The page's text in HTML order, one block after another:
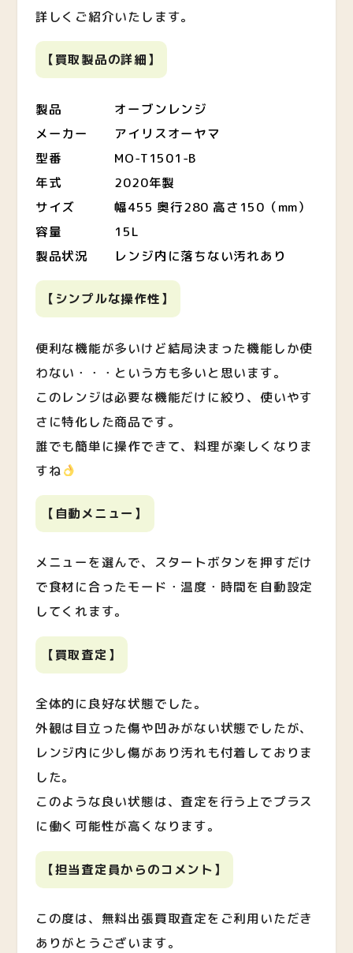
詳しくご紹介いたします。
【買取製品の詳細】
製品 オーブンレンジ
メーカー アイリスオーヤマ
型番 MO-T1501-B
年式 2020年製
サイズ 幅455 奥行280 高さ150（mm）
容量 15L
製品状況 レンジ内に落ちない汚れあり
【シンプルな操作性】
便利な機能が多いけど結局決まった機能しか使
わない・・・という方も多いと思います。
このレンジは必要な機能だけに絞り、使いやす
さに特化した商品です。
誰でも簡単に操作できて、料理が楽しくなりま
すね
【自動メニュー】
メニューを選んで、スタートボタンを押すだけ
で食材に合ったモード・温度・時間を自動設定
してくれます。
【買取査定】
全体的に良好な状態でした。
外観は目立った傷や凹みがない状態でしたが、
レンジ内に少し傷があり汚れも付着しておりま
した。
このような良い状態は、査定を行う上でプラス
に働く可能性が高くなります。
【担当査定員からのコメント】
この度は、無料出張買取査定をご利用いただき
ありがとうございます。